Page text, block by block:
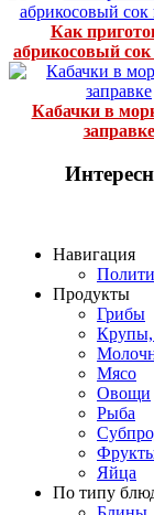
Как
абрикосовый сок
Кабачки в
заправке
Навигация
Продукты
Грибы
Крупы,
Мясо
Овощи
Рыба
Яйца
По типу